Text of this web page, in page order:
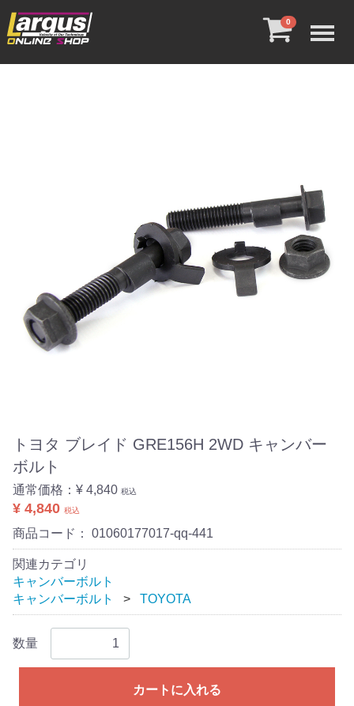
0
トヨタ ブレイド GRE156H 2WD キャンバー
ボルト
通常価格： ¥ 4,840 税込
¥ 4,840 税込
商品コード： 01060177017-qq-441
関連カテゴリ
キャンバーボルト
キャンバーボルト
TOYOTA
数量
カートに入れる